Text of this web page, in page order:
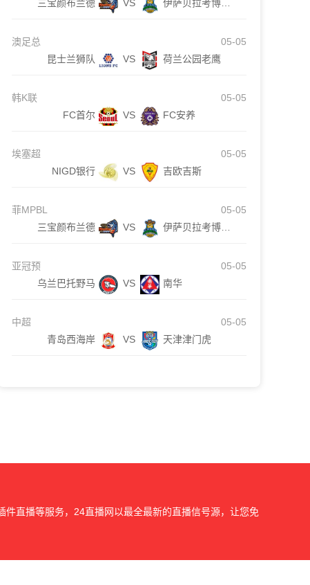
三宝颜布兰德
VS
澳足总
05-05
昆士兰狮队
VS 荷兰公园老鹰
韩K联
05-05
FC首尔
VS FC安养
埃塞超
05-05
NIGD银行
VS 吉欧吉斯
菲MPBL
05-05
三宝颜布兰德
VS
亚冠预
05-05
乌兰巴托野马
VS 南华
中超
05-05
青岛西海岸
VS 天津津门虎
直播等服务，24直播网以最全最新的直播信号源，让您免